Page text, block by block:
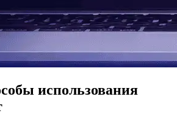
использования